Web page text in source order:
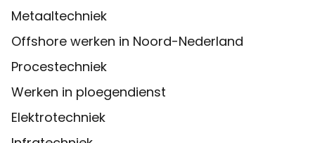
Metaaltechniek
Offshore werken in Noord-Nederland
Procestechniek
Werken in ploegendienst
Elektrotechniek